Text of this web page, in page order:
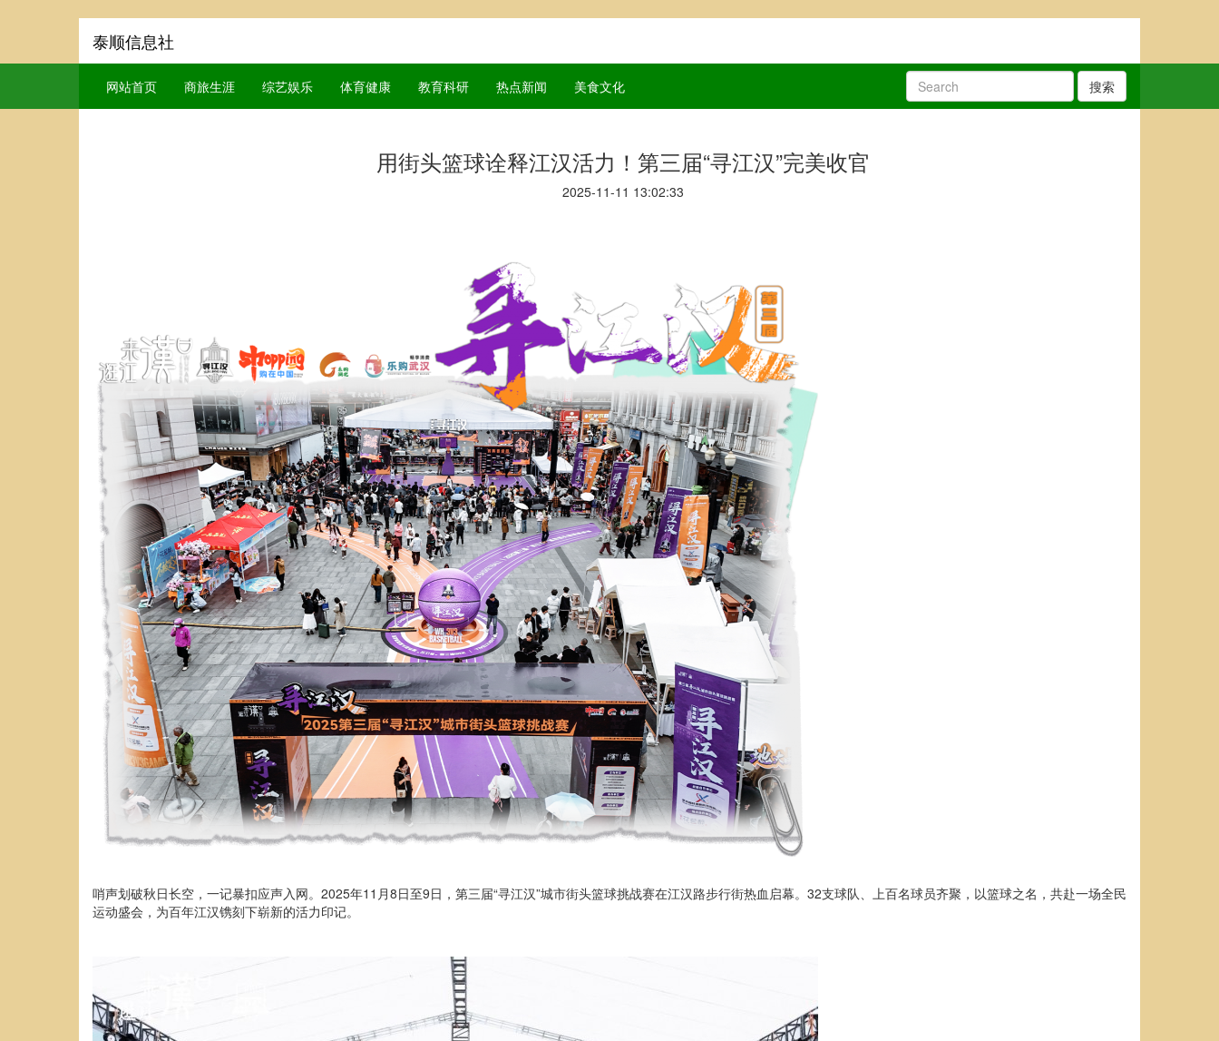
泰顺信息社
网站首页 商旅生涯 综艺娱乐 体育健康 教育科研 热点新闻 美食文化 搜索
用街头篮球诠释江汉活力！第三届“寻江汉”完美收官
2025-11-11 13:02:33
哨声划破秋日长空，一记暴扣应声入网。2025年11月8日至9日，第三届“寻江汉”城市街头篮球挑战赛在江汉路步行街热血启幕。32支球队、上百名球员齐聚，以篮球之名，共赴一场全民
运动盛会，为百年江汉镌刻下崭新的活力印记。